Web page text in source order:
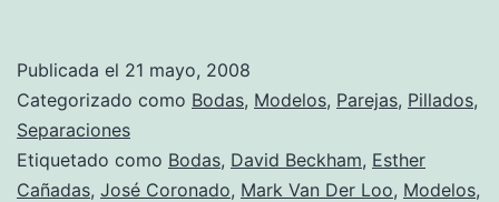
Publicada el 21 mayo, 2008
Categorizado como Bodas, Modelos, Parejas, Pillados,
Separaciones
Etiquetado como Bodas, David Beckham, Esther
Cañadas, José Coronado, Mark Van Der Loo, Modelos,